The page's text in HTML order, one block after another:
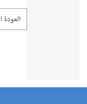
العودة